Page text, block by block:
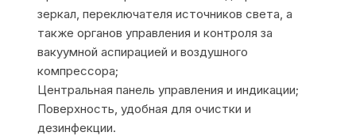
зеркал, переключателя источников света, а
также органов управления и контроля за
вакуумной аспирацией и воздушного
компрессора;
Центральная панель управления и индикации;
Поверхность, удобная для очистки и
дезинфекции.